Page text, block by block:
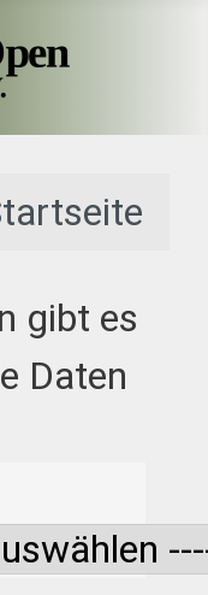
gibt es
Daten